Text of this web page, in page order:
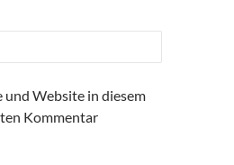
und Website in diesem
Kommentar